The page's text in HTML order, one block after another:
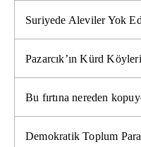
Suriyede Aleviler Yok
Pazarcık’ın Kürd Köyleri
Bu fırtına nereden
Demokratik Toplum